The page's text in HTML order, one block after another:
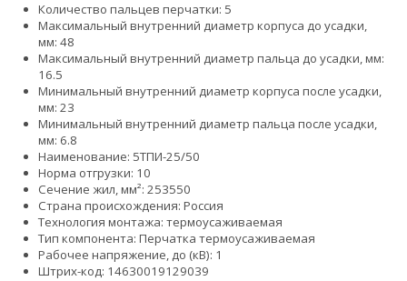
Количество пальцев перчатки: 5
Максимальный внутренний диаметр корпуса до усадки,
мм: 48
Максимальный внутренний диаметр пальца до усадки, мм:
16.5
Минимальный внутренний диаметр корпуса после усадки,
мм: 23
Минимальный внутренний диаметр пальца после усадки,
мм: 6.8
Наименование: 5ТПИ-25/50
Норма отгрузки: 10
Сечение жил, мм²: 253550
Страна происхождения: Россия
Технология монтажа: термоусаживаемая
Тип компонента: Перчатка термоусаживаемая
Рабочее напряжение, до (кВ): 1
Штрих-код: 14630019129039